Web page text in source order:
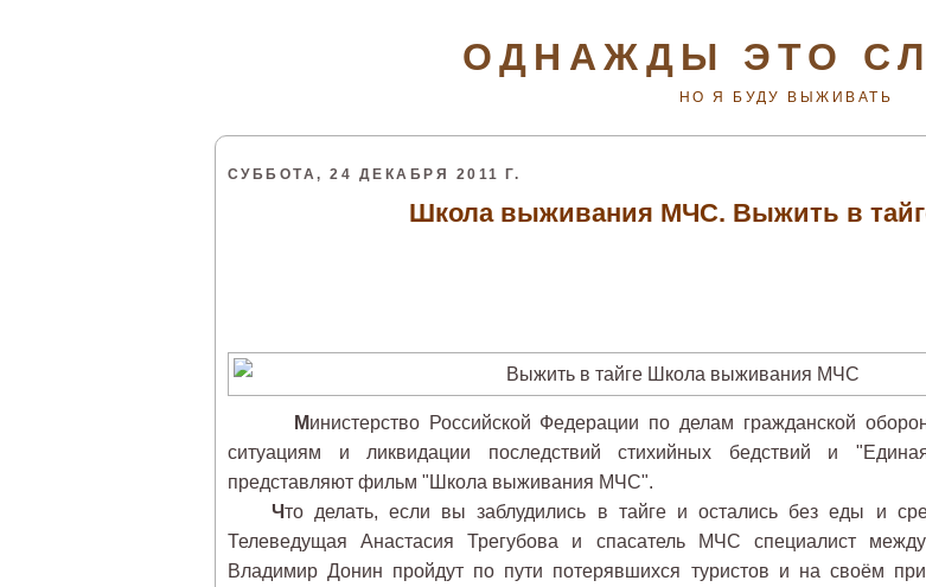
ОДНАЖДЫ ЭТО
НО Я БУДУ ВЫЖИВАТЬ
СУББОТА, 24 ДЕКАБРЯ 2011 Г.
Школа выживания МЧС. Выжить в
Министерство Российской Федерации по делам гражданской
ситуациям и ликвидации последствий стихийных бедствий и
представляют фильм "Школа выживания МЧС".
Что делать, если вы заблудились в тайге и остались без еды и
Телеведущая Анастасия Трегубова и спасатель МЧС специалист
Владимир Донин пройдут по пути потерявшихся туристов и на своём